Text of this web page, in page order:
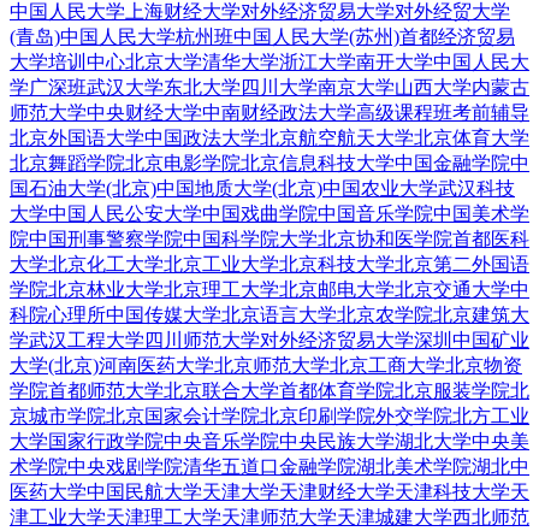
中国人民大学 上海财经大学对外经济贸易大学对外经贸大学
(青岛)中国人民大学杭州班中国人民大学(苏州)首都经济贸易
大学培训中心北京大学清华大学浙江大学南开大学中国人民大
学广深班武汉大学东北大学 四川大学南京大学山西大学内蒙古
师范大学中央财经大学中南财经政法大学高级课程班考前辅导
北京外国语大学中国政法大学北京航空航天大学北京体育大学
北京舞蹈学院北京电影学院北京信息科技大学中国金融学院中
国石油大学(北京)中国地质大学(北京)中国农业大学武汉科技
大学中国人民公安大学中国戏曲学院中国音乐学院中国美术学
院中国刑事警察学院中国科学院大学北京协和医学院首都医科
大学北京化工大学北京工业大学北京科技大学北京第二外国语
学院北京林业大学北京理工大学北京邮电大学北京交通大学中
科院心理所中国传媒大学北京语言大学北京农学院北京建筑大
学武汉工程大学 四川师范大学对外经济贸易大学深圳 中国矿业
大学(北京)河南医药大学北京师范大学北京工商大学北京物资
学院首都师范大学北京联合大学首都体育学院北京服装学院北
京城市学院北京国家会计学院北京印刷学院外交学院北方工业
大学国家行政学院中央音乐学院中央民族大学湖北大学中央美
术学院中央戏剧学院清华五道口金融学院湖北美术学院湖北中
医药大学中国民航大学天津大学天津财经大学天津科技大学天
津工业大学天津理工大学天津师范大学天津城建大学西北师范